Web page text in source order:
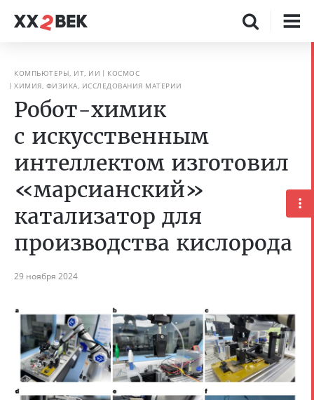
КОМПЬЮТЕРЫ, ИТ, ИИ
КОСМОС
ХИМИЯ, ФИЗИКА, ИССЛЕДОВАНИЯ МАТЕРИИ
Робот-химик
с искусственным
интеллектом изготовил
«марсианский»
катализатор для
производства кислорода
29 ноября 2024